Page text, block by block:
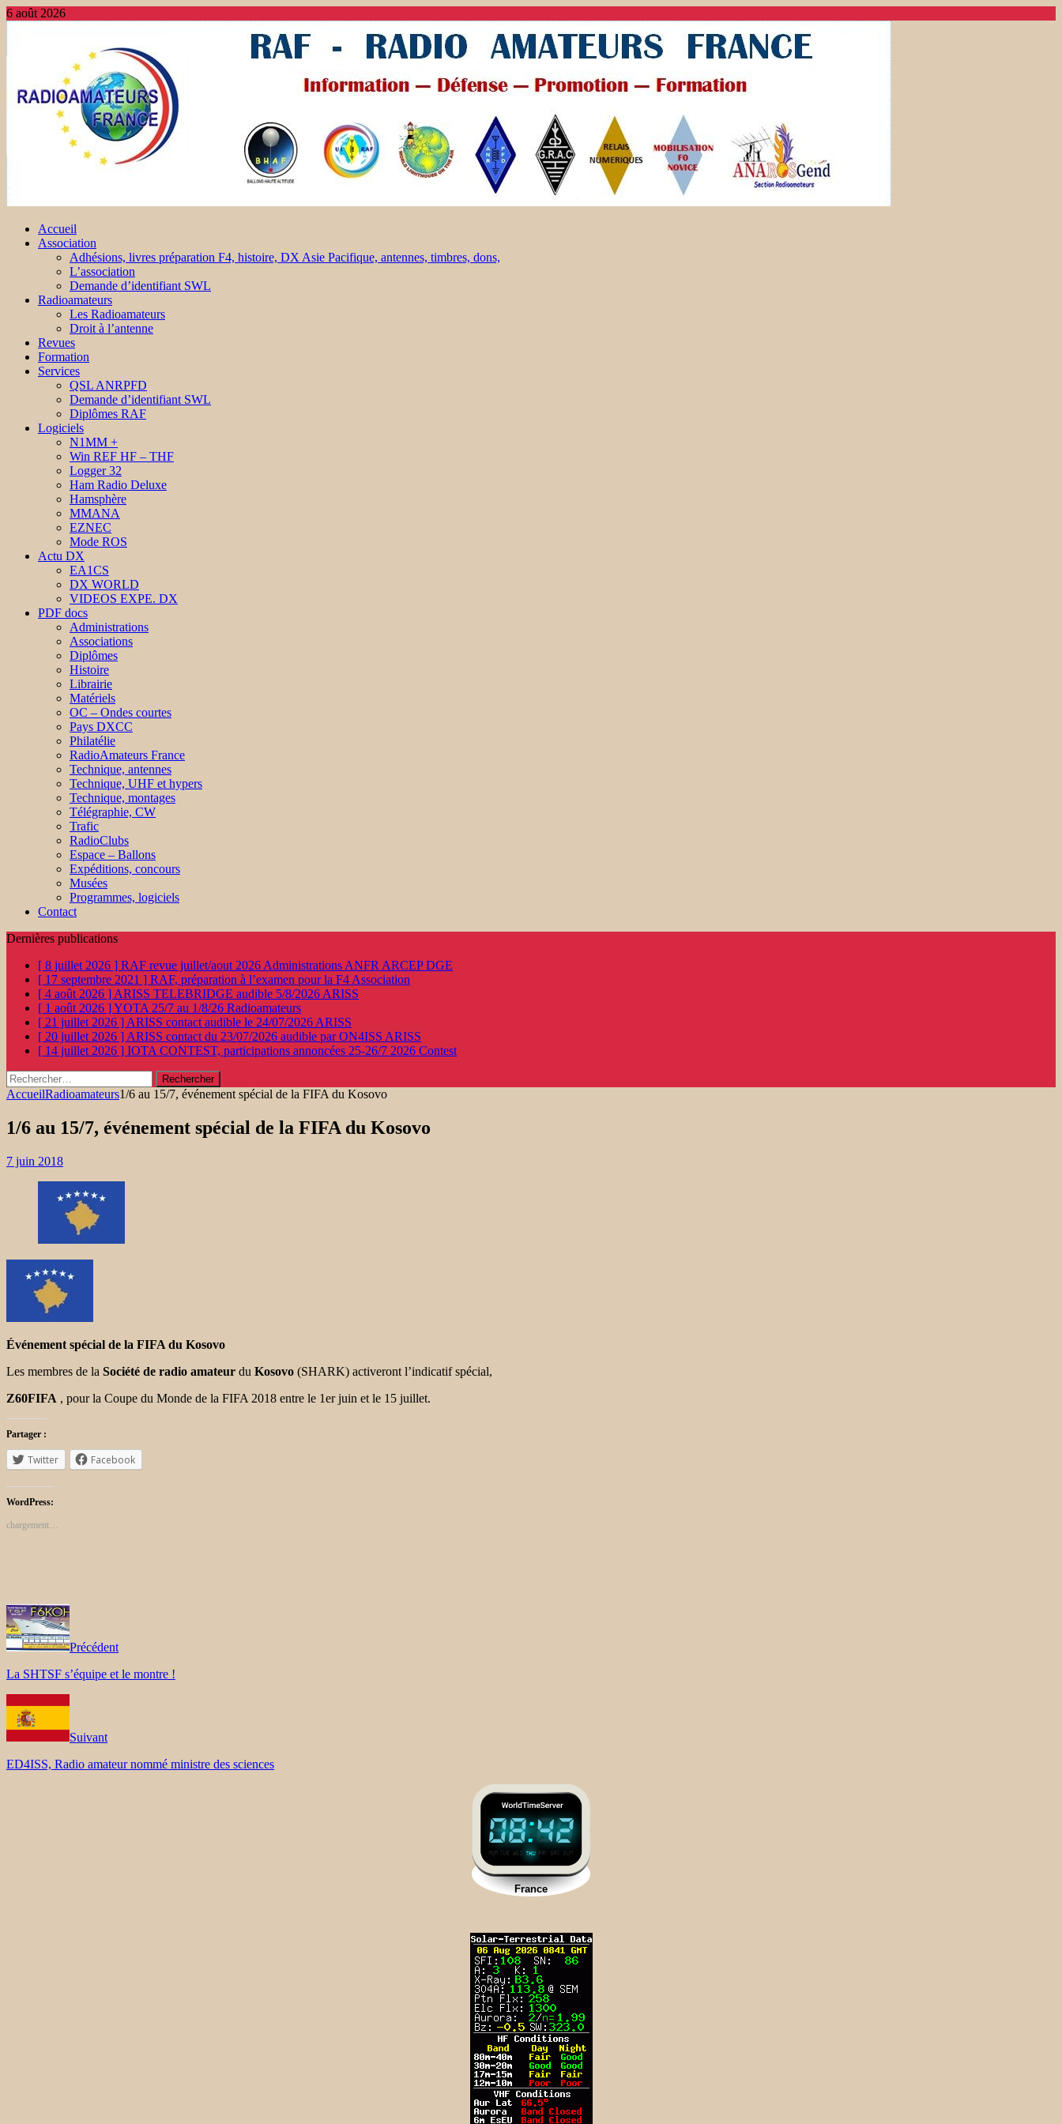
6 août 2026
Accueil
Association
Adhésions, livres préparation F4, histoire, DX Asie Pacifique, antennes, timbres, dons,
L’association
Demande d’identifiant SWL
Radioamateurs
Les Radioamateurs
Droit à l’antenne
Revues
Formation
Services
QSL ANRPFD
Demande d’identifiant SWL
Diplômes RAF
Logiciels
N1MM +
Win REF HF – THF
Logger 32
Ham Radio Deluxe
Hamsphère
MMANA
EZNEC
Mode ROS
Actu DX
EA1CS
DX WORLD
VIDEOS EXPE. DX
PDF docs
Administrations
Associations
Diplômes
Histoire
Librairie
Matériels
OC – Ondes courtes
Pays DXCC
Philatélie
RadioAmateurs France
Technique, antennes
Technique, UHF et hypers
Technique, montages
Télégraphie, CW
Trafic
RadioClubs
Espace – Ballons
Expéditions, concours
Musées
Programmes, logiciels
Contact
Dernières publications
[ 8 juillet 2026 ] RAF revue juillet/aout 2026 Administrations ANFR ARCEP DGE
[ 17 septembre 2021 ] RAF, préparation à l’examen pour la F4 Association
[ 4 août 2026 ] ARISS TELEBRIDGE audible 5/8/2026 ARISS
[ 1 août 2026 ]YOTA 25/7 au 1/8/26 Radioamateurs
[ 21 juillet 2026 ] ARISS contact audible le 24/07/2026 ARISS
[ 20 juillet 2026 ] ARISS contact du 23/07/2026 audible par ON4ISS ARISS
[ 14 juillet 2026 ] IOTA CONTEST, participations annoncées 25-26/7 2026 Contest
Rechercher :
AccueilRadioamateurs1/6 au 15/7, événement spécial de la FIFA du Kosovo
1/6 au 15/7, événement spécial de la FIFA du Kosovo
7 juin 2018
Événement spécial de la FIFA du Kosovo
Les membres de la Société de radio amateur du Kosovo (SHARK) activeront l’indicatif spécial,
Z60FIFA , pour la Coupe du Monde de la FIFA 2018 entre le 1er juin et le 15 juillet.
Partager :
Twitter Facebook
WordPress:
chargement…
Précédent
La SHTSF s’équipe et le montre !
Suivant
ED4ISS, Radio amateur nommé ministre des sciences